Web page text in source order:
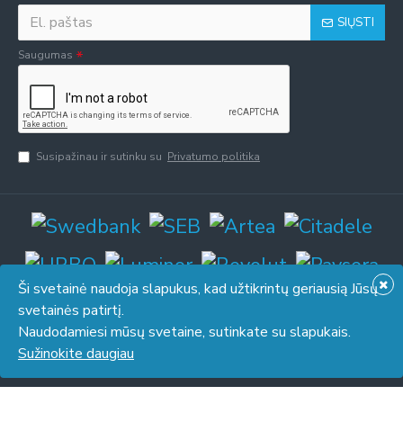
SIŲSTI
Saugumas
Susipažinau ir sutinku su Privatumo politika
© 2026 UAB "Piresta". Be UAB "Piresta" sutikimo draudžiama kopijuoti
ir platinti svetainėje esančią informaciją.
Ši svetainė naudoja slapukus, kad užtikrintų geriausią Jūsų
svetainės patirtį.
Naudodamiesi mūsų svetaine, sutinkate su slapukais.
Sužinokite daugiau